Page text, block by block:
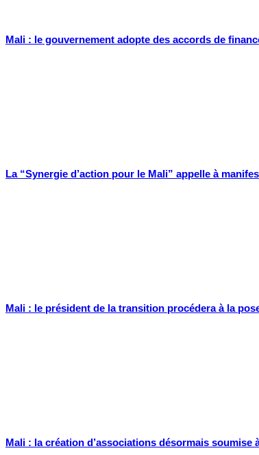
Mali : le gouvernement adopte des accords de
La “Synergie d’action pour le Mali” appelle à
Mali : le président de la transition procédera à la
Mali : la création d’associations désormais